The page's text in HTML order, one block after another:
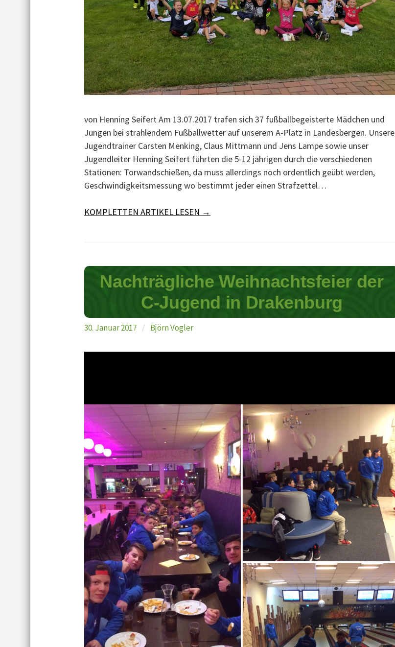
von Henning Seifert Am 13.07.2017 trafen sich 37 fußballbegeisterte Mädchen und
Jungen bei strahlendem Fußballwetter auf unserem A-Platz in Landesbergen. Unsere
Jugendtrainer Carsten Menking, Claus Mittmann und Jens Lampe sowie unser
Jugendleiter Henning Seifert führten die 5-12 jährigen durch die verschiedenen
Stationen: Torwandschießen, da muss allerdings noch ordentlich geübt werden,
Geschwindigkeitsmessung wo bestimmt jeder einen Strafzettel…
KOMPLETTEN ARTIKEL LESEN →
Nachträgliche Weihnachtsfeier der
C-Jugend in Drakenburg
30. Januar 2017 / Björn Vogler